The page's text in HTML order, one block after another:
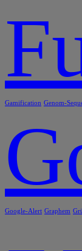
Gamification Genom-
Google-Alert Graphem